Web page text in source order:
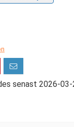
senast 2026-03-